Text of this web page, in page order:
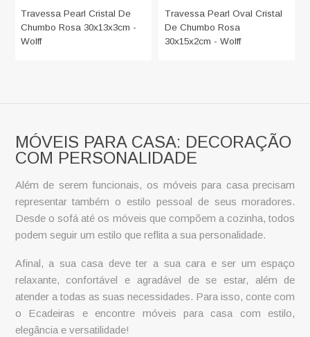
Travessa Pearl Cristal De
Chumbo Rosa 30x13x3cm -
Wolff
Travessa Pearl Oval Cristal
De Chumbo Rosa
30x15x2cm - Wolff
MÓVEIS PARA CASA: DECORAÇÃO
COM PERSONALIDADE
Além de serem funcionais, os móveis para casa precisam
representar também o estilo pessoal de seus moradores.
Desde o sofá até os móveis que compõem a cozinha, todos
podem seguir um estilo que reflita a sua personalidade.
Afinal, a sua casa deve ter a sua cara e ser um espaço
relaxante, confortável e agradável de se estar, além de
atender a todas as suas necessidades. Para isso, conte com
o Ecadeiras e encontre móveis para casa com estilo,
elegância e versatilidade!